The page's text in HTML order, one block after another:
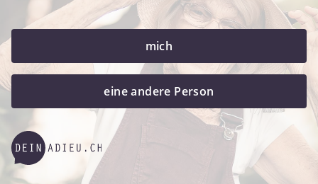
mich
eine andere Person